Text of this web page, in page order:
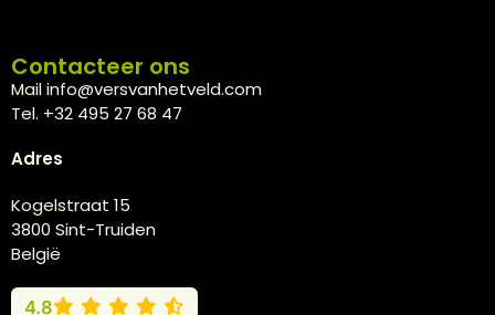
Contacteer ons
Mail info@versvanhetveld.com
Tel. +32 495 27 68 47
Adres
Kogelstraat 15
3800 Sint-Truiden
België
4.8